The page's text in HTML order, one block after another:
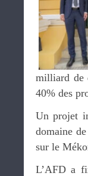
milliard de
40% des
Un projet
domaine
sur le
L’AFD a